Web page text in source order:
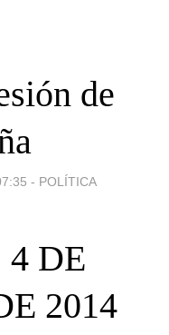
de
- POLÍTICA
4 DE
2014